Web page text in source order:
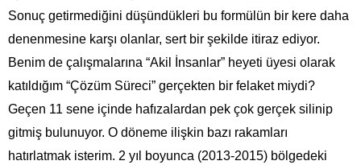
Sonuç getirmediğini düşündükleri bu formülün bir kere daha
denenmesine karşı olanlar, sert bir şekilde itiraz ediyor.
Benim de çalışmalarına “Akil İnsanlar” heyeti üyesi olarak
katıldığım “Çözüm Süreci” gerçekten bir felaket miydi?
Geçen 11 sene içinde hafızalardan pek çok gerçek silinip
gitmiş bulunuyor. O döneme ilişkin bazı rakamları
hatırlatmak isterim. 2 yıl boyunca (2013-2015) bölgedeki